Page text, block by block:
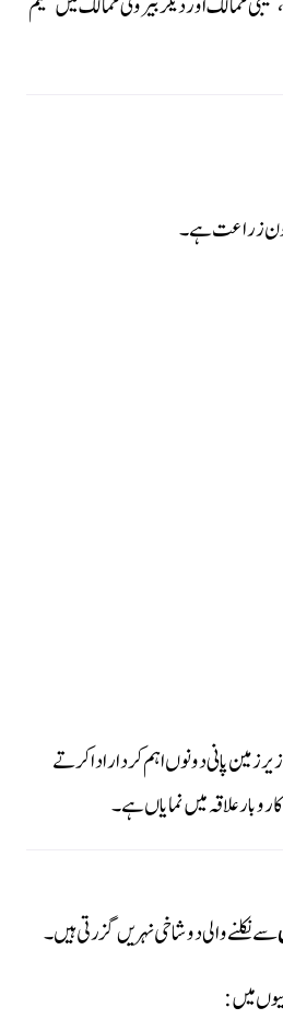
زراعت ہے۔
زمین پانی دونوں اہم کردار ادا کرتے
علاقہ میں نمایاں ہے۔
سے نکلنے والی دو شاخی نہریں گزرتی ہیں۔
میں: